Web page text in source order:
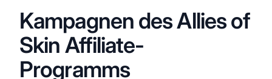
Kampagnen des Allies of
Skin Affiliate-
Programms